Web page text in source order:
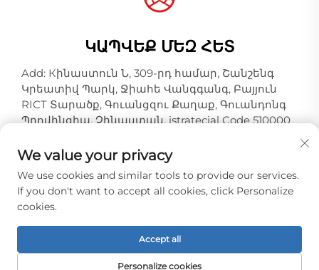
ԿԱՊՎԵՔ ՄԵԶ ՀԵՏ
Add: Кինաստուն Ն, 309-րդ համար, Շանշենգ
Կրեատիվ Պարկ, Ջիահե Վանգգանգ, Բայյուն
RICT Տարածք, Գուանցզու Քաղաք, Գուանդոնգ
Պրովինցիա, Չինաստան, istratecial Code 510000
Էլ. փոստ:[email protected]
Հեղինակային իրավունքները © Գուանցզու
Հոնգքիո Սլութ Ինդաստրիալ Կո., Լտդ. Ամբողջ
իրավունքները պաշտպանված են. -
POLITICY
We value your privacy
We use cookies and similar tools to provide our services.
If you don't want to accept all cookies, click Personalize
cookies.
Personalize cookies
Accept all